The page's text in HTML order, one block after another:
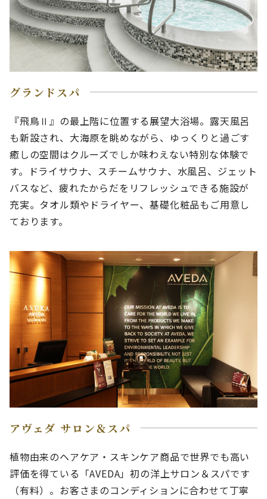
グランドスパ
『飛鳥Ⅱ』の最上階に位置する展望大浴場。露天風呂
も新設され、大海原を眺めながら、ゆっくりと過ごす
癒しの空間はクルーズでしか味わえない特別な体験で
す。ドライサウナ、スチームサウナ、水風呂、ジェット
バスなど、疲れたからだをリフレッシュできる施設が
充実。タオル類やドライヤー、基礎化粧品もご用意し
ております。
アヴェダ サロン＆スパ
植物由来のヘアケア・スキンケア商品で世界でも高い
評価を得ている「AVEDA」初の洋上サロン＆スパです
（有料）。お客さまのコンディションに合わせて丁寧